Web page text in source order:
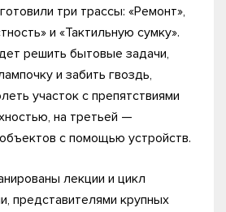
три трассы: «Ремонт»,
и «Тактильную сумку».
решить бытовые задачи,
и забить гвоздь,
участок с препятствиями
на третьей —
с помощью устройств.
лекции и цикл
представителями крупных